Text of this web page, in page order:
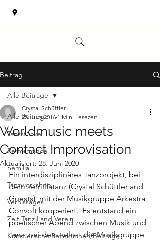
Beitrag
Alle Beiträge
Tanzstücke
Performance
Semilla
Tanzworkshop
Vernissages
Zeit Tanz Land Verein
Künstlerische Reflektionen/Beiträge
Alle Beiträge
Worldmusic meets
Contact Improvisation
Crystal Schüttler
25. Juni 2016 1 Min. Lesezeit
Aktualisiert: 28. Juni 2020
Ein interdisziplinäres Tanzprojekt, bei
dem semillatanz (Crystal Schüttler and
Guests)  mit der Musikgruppe Arkestra
Convolt kooperiert.  Es entstand ein
poetischer Abend zwischen Musik und
Tanz, bei dem selbst die Musikgruppe